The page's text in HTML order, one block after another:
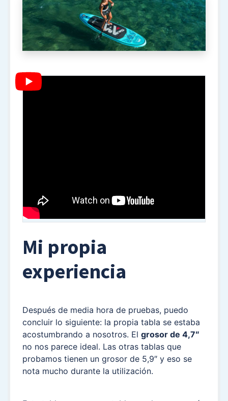
Mi propia
experiencia
Después de media hora de pruebas, puedo
concluir lo siguiente: la propia tabla se estaba
acostumbrando a nosotros. El grosor de 4,7″
no nos parece ideal. Las otras tablas que
probamos tienen un grosor de 5,9″ y eso se
nota mucho durante la utilización.